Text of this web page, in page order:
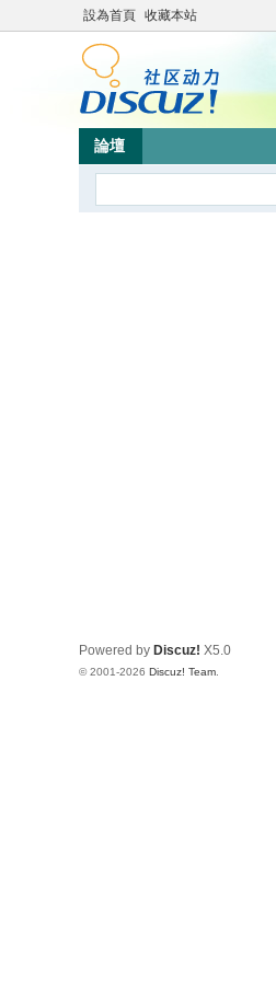
設為首頁 收藏本站
論壇
Powered by Discuz! X5.0
© 2001-2026 Discuz! Team